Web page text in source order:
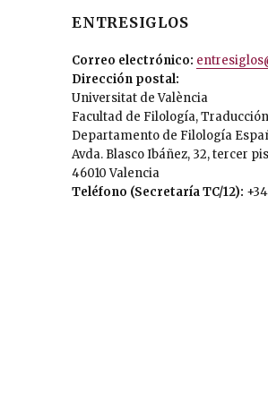
ENTRESIGLOS
Correo electrónico:
Dirección postal:
Universitat de València
Facultad de Filología,
Departamento de Filología
Avda. Blasco Ibáñez, 32, tercer
46010 Valencia
Teléfono (Secretaría TC/12):